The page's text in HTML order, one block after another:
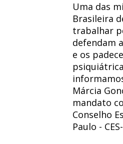
Uma das
Brasileira
trabalhar
defendam
e os
Márcia
mandato
Conselho
Paulo -